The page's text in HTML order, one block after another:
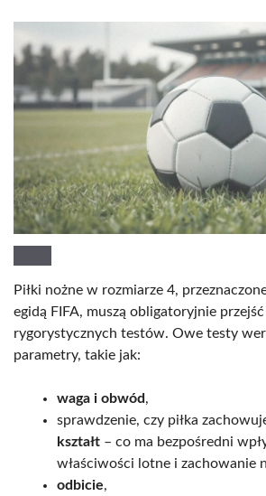
Piłki nożne w rozmiarze 4,
egidą FIFA, muszą obligatoryjnie przejść
rygorystycznych testów. Owe testy
parametry, takie jak:
waga i obwód,
sprawdzenie, czy piłka
kształt – co ma bezpośredni
właściwości lotne i zachowanie
odbicie,